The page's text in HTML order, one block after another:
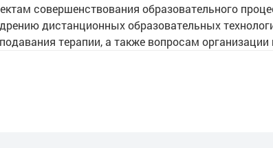
совершенствования образовательного
дистанционных образовательных
терапии, а также вопросам